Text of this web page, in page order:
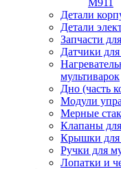
M911
Детали
Детали
Запчасти
Датчики
мультиварок
Дно (часть
Модули
Мерные
Клапаны
Крышки для
Ручки для
Лопатки и